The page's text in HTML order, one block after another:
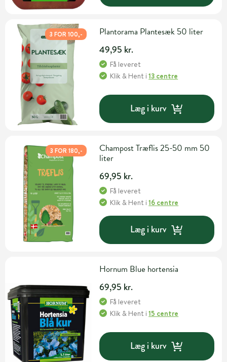
3 FOR 100,- Plantorama Plantesæk 50 liter
49,95 kr.
Få leveret
Klik & Hent i13 centre
Læg i kurv
3 FOR 180,-
Champost Træflis 25-50 mm 50
liter
69,95 kr.
Få leveret
Klik & Hent i16 centre
Læg i kurv
Hornum Blue hortensia
69,95 kr.
Få leveret
Klik & Hent i15 centre
Læg i kurv